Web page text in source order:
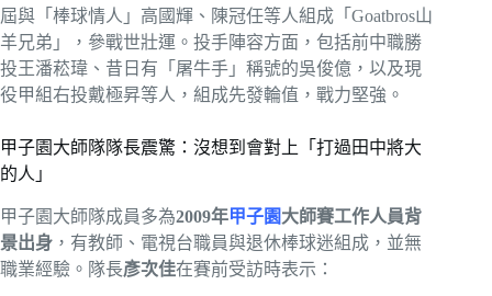
屆與「棒球情人」高國輝、陳冠任等人組成「Goatbros山
羊兄弟」，參戰世壯運。投手陣容方面，包括前中職勝
投王潘菘瑋、昔日有「屠牛手」稱號的吳俊億，以及現
役甲組右投戴極昇等人，組成先發輪值，戰力堅強。
甲子園大師隊隊長震驚：沒想到會對上「打過田中將大
的人」
甲子園大師隊成員多為2009年甲子園大師賽工作人員背
景出身 ，有教師、電視台職員與退休棒球迷組成，並無
職業經驗。隊長彥次佳在賽前受訪時表示：